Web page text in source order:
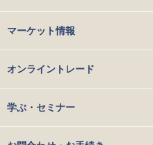
マーケット情報
オンライントレード
学ぶ・セミナー